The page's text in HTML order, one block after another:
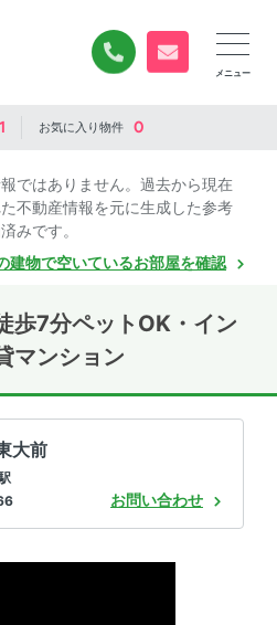
0120-840-834
無料お問い合
1 お気に入り物件 0
ではありません。過去から現在
不動産情報を元に生成した参考
みです。
建物で空いているお部屋を確認
歩7分ペットOK・イン
マンション
大前
お問い合わせ